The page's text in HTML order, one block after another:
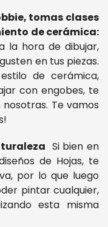
tomas clases
de cerámica:
la hora de dibujar,
en tus piezas.
de cerámica,
con engobes, te
Te vamos
Si bien en
de Hojas, te
por lo que luego
pintar cualquier,
esta misma